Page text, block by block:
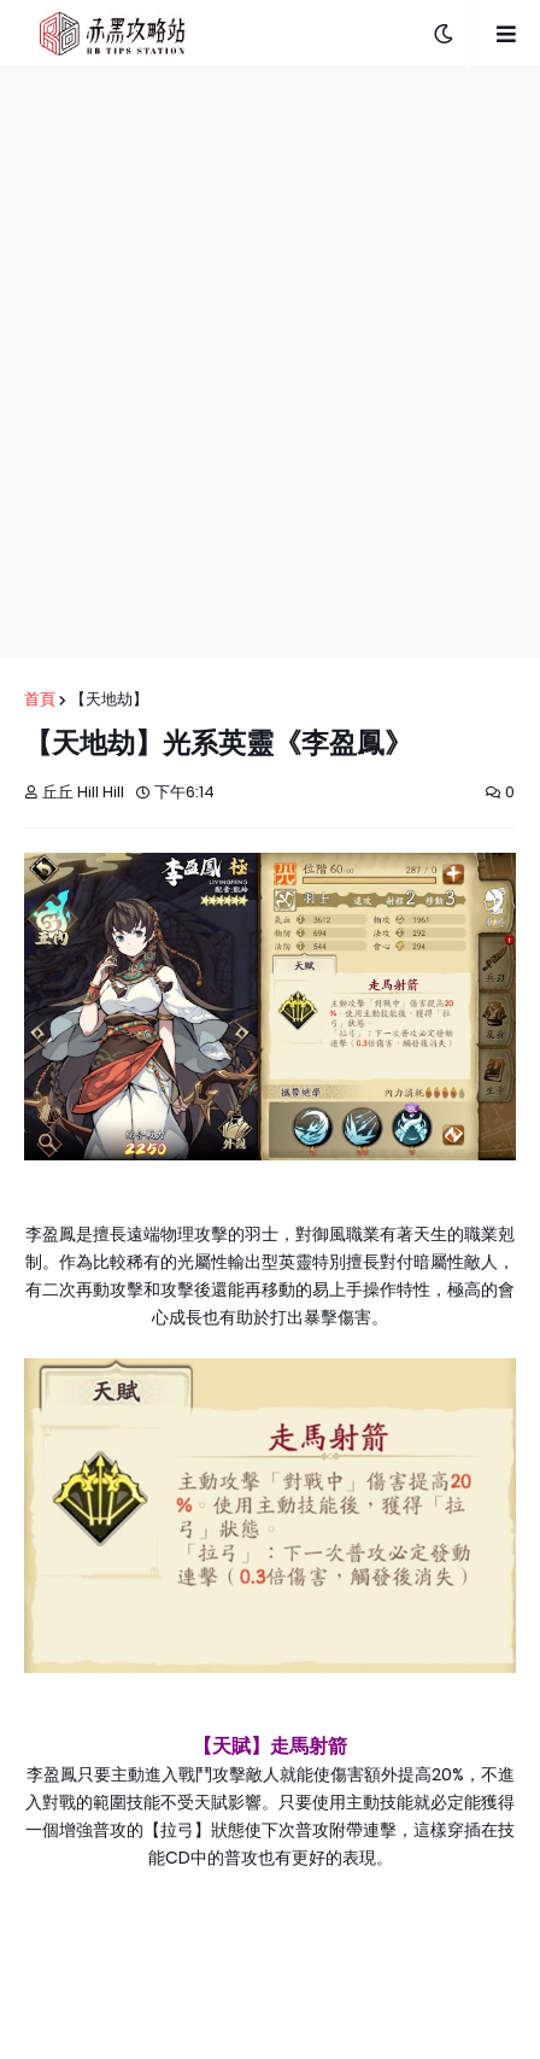
首頁 【天地劫】
【天地劫】光系英靈《李盈鳳》
丘丘 Hill Hill 下午6:14 0
李盈鳳是擅長遠端物理攻擊的羽士，對御風職業有著天生的職業剋
制。作為比較稀有的光屬性輸出型英靈特別擅長對付暗屬性敵人，
有二次再動攻擊和攻擊後還能再移動的易上手操作特性，極高的會
心成長也有助於打出暴擊傷害。
【天賦】走馬射箭
李盈鳳只要主動進入戰鬥攻擊敵人就能使傷害額外提高20% ，不進
入對戰的範圍技能不受天賦影響。只要使用主動技能就必定能獲得
一個增強普攻的【拉弓】狀態使下次普攻附帶連擊，這樣穿插在技
能CD中的普攻也有更好的表現。